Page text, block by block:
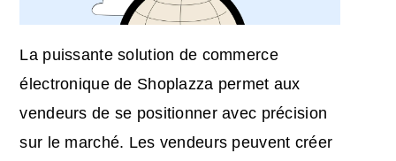
La puissante solution de commerce
électronique de Shoplazza permet aux
vendeurs de se positionner avec précision
sur le marché. Les vendeurs peuvent créer